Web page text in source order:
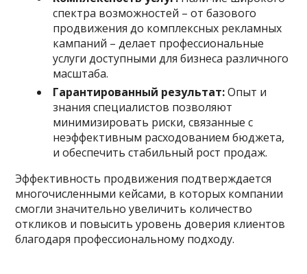
спектра возможностей – от базового
продвижения до комплексных рекламных
кампаний – делает профессиональные
услуги доступными для бизнеса различного
масштаба.
Гарантированный результат:Опыт и
знания специалистов позволяют
минимизировать риски, связанные с
неэффективным расходованием бюджета,
и обеспечить стабильный рост продаж.
Эффективность продвижения подтверждается
многочисленными кейсами, в которых компании
смогли значительно увеличить количество
откликов и повысить уровень доверия клиентов
благодаря профессиональному подходу.